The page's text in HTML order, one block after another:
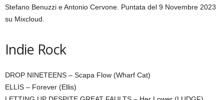
Stefano Benuzzi e Antonio Cervone. Puntata del 9 Novembre 2023
su Mixcloud.
Indie Rock
DROP NINETEENS – Scapa Flow (Wharf Cat)
ELLIS – Forever (Ellis)